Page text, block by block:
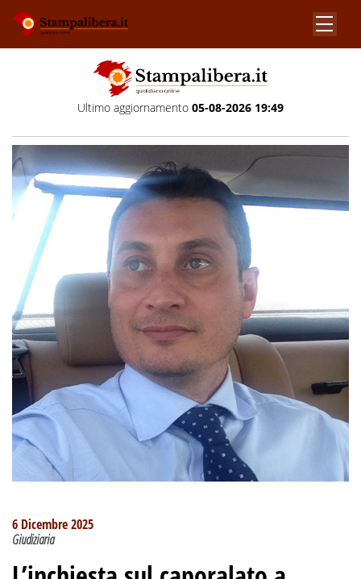
Ultimo aggiornamento 05-08-2026 19:49
6 Dicembre 2025
Giudiziaria